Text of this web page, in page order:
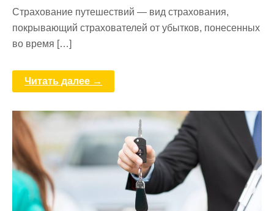
Страхование путешествий — вид страхования,
покрывающий страхователей от убытков, понесенных
во время […]
Читать далее →